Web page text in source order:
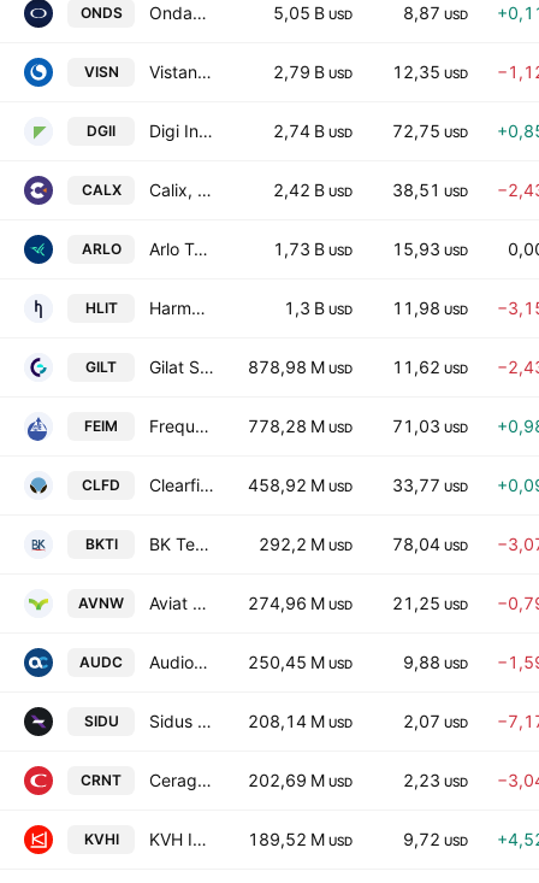
ONDS Ondas Inc. 5,05 B USD 8,87 USD
VISN Vistance Networks, Inc. 2,79 B USD 12,35 USD
DGII Digi International Inc. 2,74 B USD 72,75 USD
CALX Calix, Inc. 2,42 B USD 38,51 USD
ARLO Arlo Technologies, Inc. 1,73 B USD 15,93 USD
HLIT Harmonic Inc. 1,3 B USD 11,98 USD
GILT Gilat Satellite Networks Ltd. 878,98 M USD 11,62 USD
FEIM Frequency Electronics, Inc. 778,28 M USD 71,03 USD
CLFD Clearfield, Inc. 458,92 M USD 33,77 USD
BKTI BK Technologies Corp. 292,2 M USD 78,04 USD
AVNW Aviat Networks, Inc. 274,96 M USD 21,25 USD
AUDC AudioCodes Ltd. 250,45 M USD 9,88 USD
SIDU Sidus Space, Inc. Class A 208,14 M USD 2,07 USD
CRNT Ceragon Networks Ltd 202,69 M USD 2,23 USD
KVHI KVH Industries, Inc. 189,52 M USD 9,72 USD